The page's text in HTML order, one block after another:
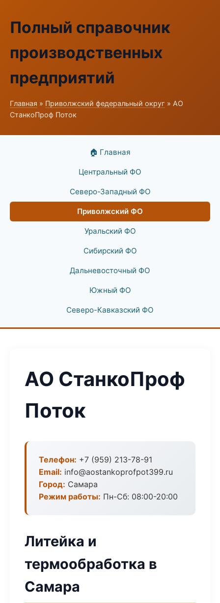
Полный справочник
производственных
предприятий
Главная » Приволжский федеральный округ » АО
СтанкоПроф Поток
🏠 Главная
Центральный ФО
Северо-Западный ФО
Приволжский ФО
Уральский ФО
Сибирский ФО
Дальневосточный ФО
Южный ФО
Северо-Кавказский ФО
АО СтанкоПроф
Поток
Телефон: +7 (959) 213-78-91
Email: info@aostankoprofpot399.ru
Город: Самара
Режим работы: Пн-Сб: 08:00-20:00
Литейка и
термообработка в
Самара